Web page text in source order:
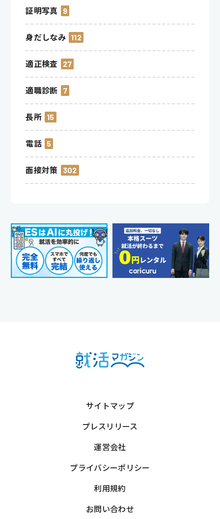
証明写真 9
身だしなみ 112
適正検査 27
適職診断 7
長所 15
電話 5
面接対策 302
サイトマップ
プレスリリース
運営会社
プライバシーポリシー
利用規約
お問い合わせ